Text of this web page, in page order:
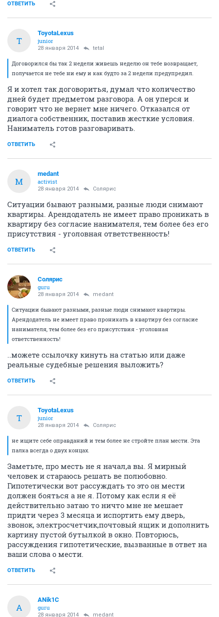
ОТВЕТИТЬ
T
ToyotaLexus
junior
28 января 2014 tetal
Договорился бы так 2 недели живешь неделю он тебе возвращает,
получается не тебе ни ему и как будто за 2 недели предупредил.
Я и хотел так договоритья, думал что количество
дней будет предметом разговора. А он уперся и
говорит что не вернет мне ничего. Отказался от
диалога собственник, поставив жесткие условия.
Наниматель готов разговаривать.
ОТВЕТИТЬ
M
medant
activist
28 января 2014 Солярис
Ситуации бывают разными, разные люди снимают
квартиры. Арендодатель не имеет право проникать в
квартиру без согласие нанимателя, тем более без его
присутствия - уголовная ответственность!
ОТВЕТИТЬ
Солярис
guru
28 января 2014 medant
Ситуации бывают разными, разные люди снимают квартиры.
Арендодатель не имеет право проникать в квартиру без согласие
нанимателя, тем более без его присутствия - уголовная
ответственность!
..можете ссылочку кинуть на статью или даже
реальные судебные решения выложить?
ОТВЕТИТЬ
T
ToyotaLexus
junior
28 января 2014 Солярис
не ищите себе оправданий и тем более не стройте план мести. Эта
палка всегда о двух концах.
Заметьте, про месть не я начал,а вы. Я мирный
человек и стараюсь решать ве полюбовно.
Гипотетически вот рассуждать то это он мести
должен бояться а не я. Потому как если я её
действительно затаю то ничто мне не мешает
придти через 3 месяца и испортить ему дверь,
звонок, электросчетчик,почтовый ящик и дополнить
картину пустой бутылкой в окно. Повторюсь,
рассуждения гипотетические, вызванные в ответ на
ваши слова о мести.
ОТВЕТИТЬ
A
ANik1C
guru
28 января 2014 medant